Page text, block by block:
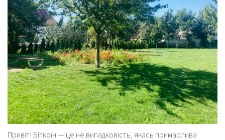
Привіт! Біткоїн — це не випадковість, якась примарлива